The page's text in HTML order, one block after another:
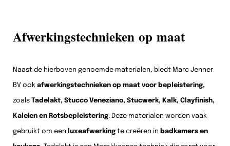
Afwerkingstechnieken op maat
Naast de hierboven genoemde materialen, biedt Marc Jenner
BV ook afwerkingstechnieken op maat voor bepleistering,
zoals Tadelakt, Stucco Veneziano, Stucwerk, Kalk, Clayfinish,
Kaleien en Rotsbepleistering. Deze materialen worden vaak
gebruikt om een luxeafwerking te creëren in badkamers en